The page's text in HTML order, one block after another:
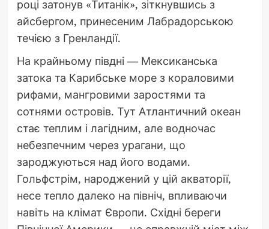
році затонув «Титанік», зіткнувшись з
айсбергом, принесеним Лабрадорською
течією з Гренландії.
На крайньому півдні — Мексиканська
затока та Карибське море з кораловими
рифами, мангровими заростями та
сотнями островів. Тут Атлантичний океан
стає теплим і лагідним, але водночас
небезпечним через урагани, що
зароджуються над його водами.
Гольфстрім, народжений у цій акваторії,
несе тепло далеко на північ, впливаючи
навіть на клімат Європи. Східні береги